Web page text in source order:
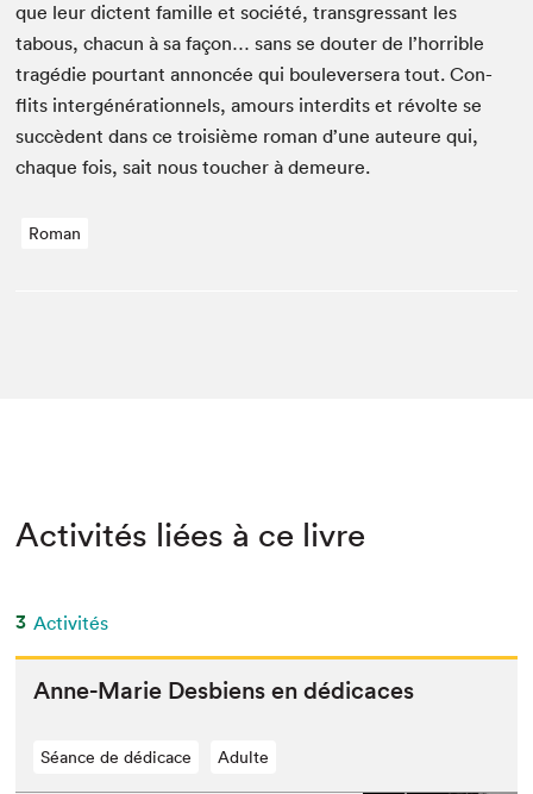
que leur dictent famille et société, trans­gres­sant les
tabous, cha­cun à sa façon… sans se douter de l’horrible
tragédie pour­tant annon­cée qui boule­versera tout. Con­
flits intergénéra­tionnels, amours inter­dits et révolte se
suc­cè­dent dans ce troisième roman d’une auteure qui,
chaque fois, sait nous touch­er à demeure.
Roman
Activités liées à ce livre
3 Activités
Anne-Marie Des­bi­ens en dédicaces
Séance de dédicace Adulte